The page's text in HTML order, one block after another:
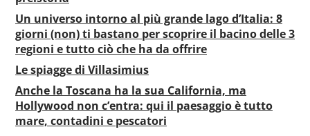
Un universo intorno al più grande lago d’Italia: 8
giorni (non) ti bastano per scoprire il bacino delle 3
regioni e tutto ciò che ha da offrire
Le spiagge di Villasimius
Anche la Toscana ha la sua California, ma
Hollywood non c’entra: qui il paesaggio è tutto
mare, contadini e pescatori